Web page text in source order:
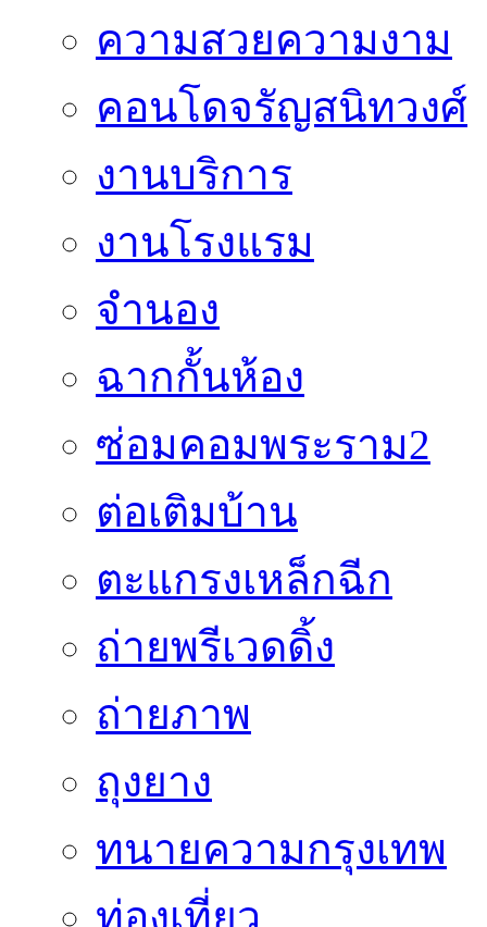
ความสวยความงาม
คอนโดจรัญสนิทวงศ์
งานบริการ
งานโรงแรม
จำนอง
ฉากกั้นห้อง
ซ่อมคอมพระราม2
ต่อเติมบ้าน
ตะแกรงเหล็กฉีก
ถ่ายพรีเวดดิ้ง
ถ่ายภาพ
ถุงยาง
ทนายความกรุงเทพ
ท่องเที่ยว